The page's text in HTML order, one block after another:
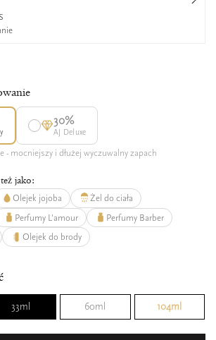
30%
AJ Deluxe
- mocniejszy i dłużej wyczuwalny zapach
jako:
Olejek jojoba
Żel do ciała
Perfumy L'amour
Perfumy Barber
Olejek do brody
33ml 60ml 104ml